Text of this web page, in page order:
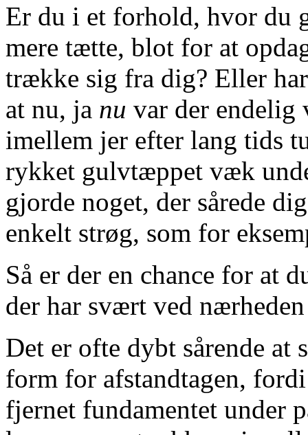
Er du i et forhold, hvor du
mere tætte, blot for at
trække sig fra dig? Eller
at nu, ja nu var der endelig
imellem jer efter lang tids
rykket gulvtæppet væk
gjorde noget, der sårede
enkelt strøg, som for
Så er der en chance for at
der har svært ved
Det er ofte dybt sårende at
form for afstandtagen,
fjernet fundamentet under